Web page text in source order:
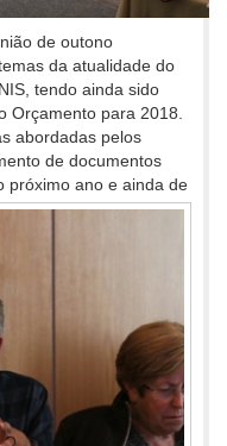
de outono
da atualidade do
tendo ainda sido
Orçamento para 2018.
abordadas pelos
de documentos
próximo ano e ainda de